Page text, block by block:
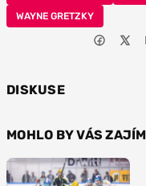
WAYNE GRETZKY
DISKUSE
MOHLO BY VÁS